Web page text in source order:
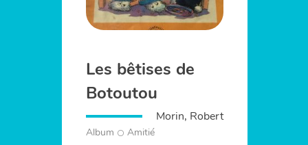
Les bêtises de
Botoutou
Morin, Robert
Album Amitié